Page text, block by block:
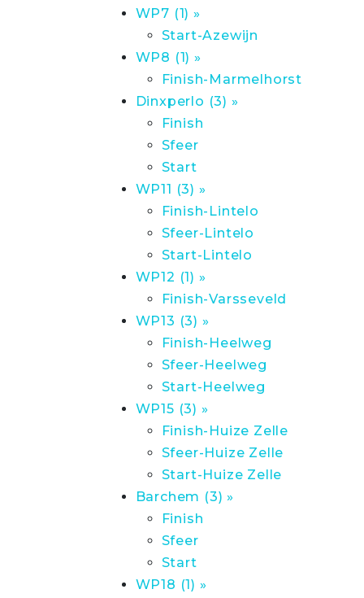
WP7 (1) »
Start-Azewijn
WP8 (1) »
Finish-Marmelhorst
Dinxperlo (3) »
Finish
Sfeer
Start
WP11 (3) »
Finish-Lintelo
Sfeer-Lintelo
Start-Lintelo
WP12 (1) »
Finish-Varsseveld
WP13 (3) »
Finish-Heelweg
Sfeer-Heelweg
Start-Heelweg
WP15 (3) »
Finish-Huize Zelle
Sfeer-Huize Zelle
Start-Huize Zelle
Barchem (3) »
Finish
Sfeer
Start
WP18 (1) »